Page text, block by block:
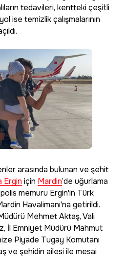
tedavileri, kentteki çeşitli
ise temizlik çalışmalarının
arasında bulunan ve şehit
Ergin için Mardin’de uğurlama
memuru Ergin'in Türk
Havalimanı'na getirildi.
Mehmet Aktaş, Vali
İl Emniyet Müdürü Mahmut
Piyade Tugay Komutanı
ve şehidin ailesi ile mesai